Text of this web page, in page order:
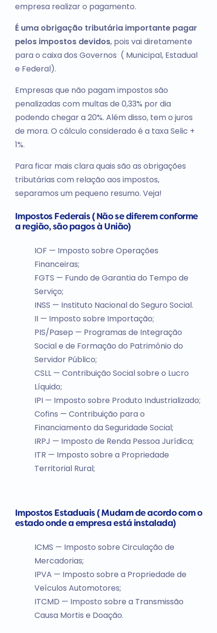
empresa realizar o pagamento.
É uma obrigação tributária importante pagar
pelos impostos devidos, pois vai diretamente
para o caixa dos Governos ( Municipal, Estadual
e Federal).
Empresas que não pagam impostos são
penalizadas com multas de 0,33% por dia
podendo chegar a 20%. Além disso, tem o juros
de mora. O cálculo considerado é a taxa Selic +
1%.
Para ficar mais clara quais são as obrigações
tributárias com relação aos impostos,
separamos um pequeno resumo. Veja!
Impostos Federais ( Não se diferem conforme
a região, são pagos à União)
IOF — Imposto sobre Operações
Financeiras;
FGTS — Fundo de Garantia do Tempo de
Serviço;
INSS — Instituto Nacional do Seguro Social.
II — Imposto sobre Importação;
PIS/Pasep — Programas de Integração
Social e de Formação do Patrimônio do
Servidor Público;
CSLL — Contribuição Social sobre o Lucro
Líquido;
IPI — Imposto sobre Produto Industrializado;
Cofins — Contribuição para o
Financiamento da Seguridade Social;
IRPJ — Imposto de Renda Pessoa Jurídica;
ITR — Imposto sobre a Propriedade
Territorial Rural;
Impostos Estaduais ( Mudam de acordo com o
estado onde a empresa está instalada)
ICMS — Imposto sobre Circulação de
Mercadorias;
IPVA — Imposto sobre a Propriedade de
Veículos Automotores;
ITCMD — Imposto sobre a Transmissão
Causa Mortis e Doação.